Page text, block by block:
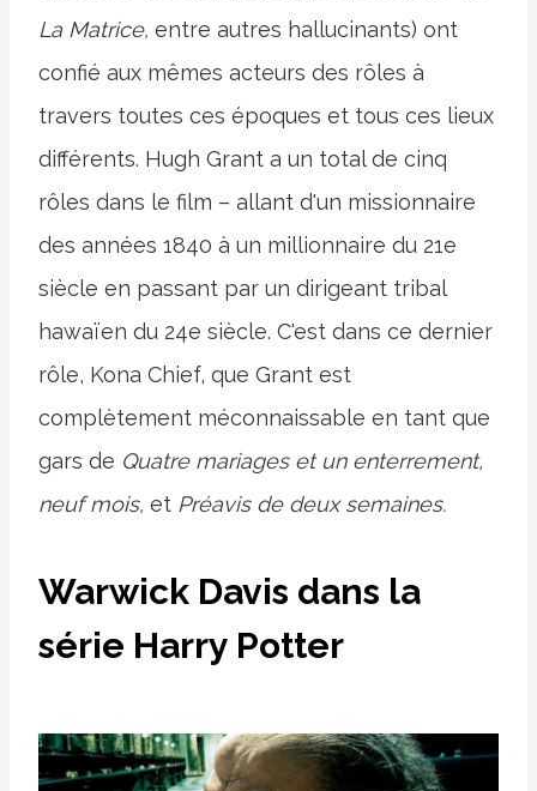
La Matrice, entre autres hallucinants) ont
confié aux mêmes acteurs des rôles à
travers toutes ces époques et tous ces lieux
différents. Hugh Grant a un total de cinq
rôles dans le film – allant d'un missionnaire
des années 1840 à un millionnaire du 21e
siècle en passant par un dirigeant tribal
hawaïen du 24e siècle. C'est dans ce dernier
rôle, Kona Chief, que Grant est
complètement méconnaissable en tant que
gars de Quatre mariages et un enterrement,
neuf mois, et Préavis de deux semaines.
Warwick Davis dans la
série Harry Potter